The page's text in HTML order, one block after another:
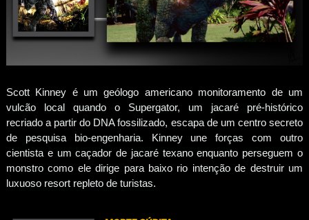
Scott Kinney é um geólogo americano monitoramento de um
vulcão local quando o Supergator, um jacaré pré-histórico
recriado a partir do DNA fossilizado, escapa de um centro secreto
de pesquisa bio-engenharia. Kinney une forças com outro
cientista e um caçador de jacaré texano enquanto perseguem o
monstro como ele dirige para baixo rio intenção de destruir um
luxuoso resort repleto de turistas.